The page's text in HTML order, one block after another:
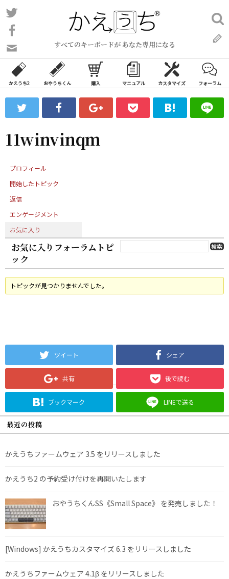
コ
ン
ン
ツ
ス
ッ
すべてのキーボードが あなた専用になる
い
合
わ
フ
ォ
ム
検
索:
かえうち2 おやうちくん 購入 マニュアル カスタマイズ フォーラム
11winvinqm
プロフィール
開始したトピック
返信
エンゲージメント
お気に入り
お気に入りフォーラムトピ
ック
トピックが見つかりませんでした。
ツイート シェア
共有 後で読む
ブックマーク LINEで送る
最近の投稿
かえうちファームウェア 3.5 をリリースしました
かえうち2 の予約受け付けを再開いたします
おやうちくんSS《Small Space》 を発売しました！
[Windows] かえうちカスタマイズ 6.3 をリリースしました
かえうちファームウェア 4.1β をリリースしました